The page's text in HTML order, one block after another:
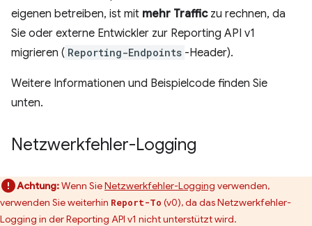
eigenen betreiben, ist mit mehr Trafficzu rechnen, da
Sie oder externe Entwickler zur Reporting API v1
migrieren ( Reporting-Endpoints -Header).
Weitere Informationen und Beispielcode finden Sie
unten.
Netzwerkfehler-Logging
Achtung:Wenn SieNetzwerkfehler-Logging verwenden,
verwenden Sie weiterhin Report-To (v0), da das Netzwerkfehler-
Logging in der Reporting API v1 nicht unterstützt wird.